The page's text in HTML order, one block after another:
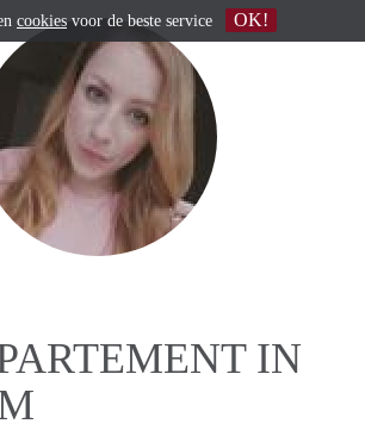
IN
cookies voor de beste service OK!